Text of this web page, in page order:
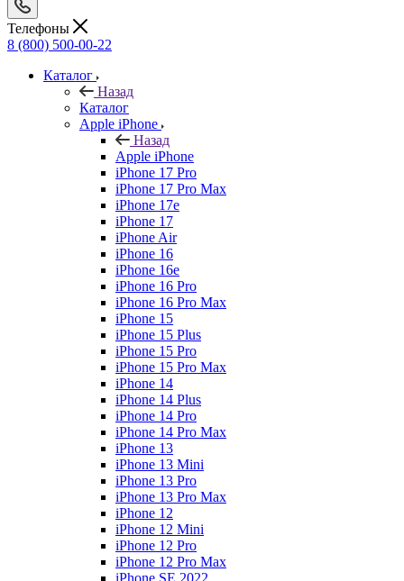
Телефоны
8 (800) 500-00-22
Каталог
Назад
Каталог
Apple iPhone
Назад
Apple iPhone
iPhone 17 Pro
iPhone 17 Pro Max
iPhone 17e
iPhone 17
iPhone Air
iPhone 16
iPhone 16e
iPhone 16 Pro
iPhone 16 Pro Max
iPhone 15
iPhone 15 Plus
iPhone 15 Pro
iPhone 15 Pro Max
iPhone 14
iPhone 14 Plus
iPhone 14 Pro
iPhone 14 Pro Max
iPhone 13
iPhone 13 Mini
iPhone 13 Pro
iPhone 13 Pro Max
iPhone 12
iPhone 12 Mini
iPhone 12 Pro
iPhone 12 Pro Max
iPhone SE 2022